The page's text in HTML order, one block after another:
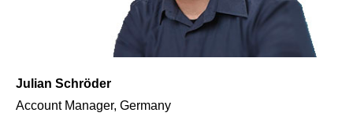
Julian Schröder
Account Manager, Germany